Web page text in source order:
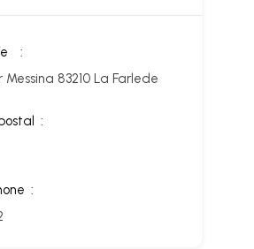
Messina 83210 La Farlede